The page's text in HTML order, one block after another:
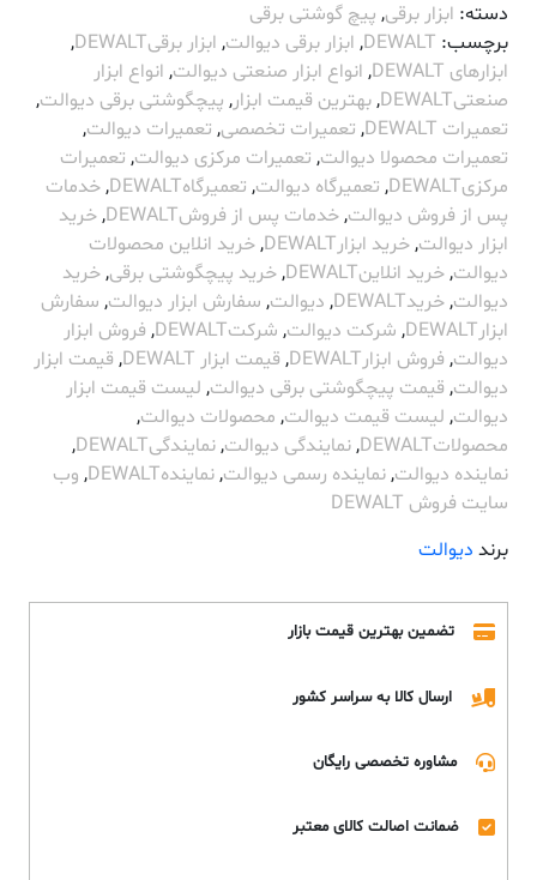
دسته: ابزار برقی, پیچ گوشتی برقی
برچسب: DEWALT
, ابزار برقی دیوالت, ابزار برقیDEWALT
,
ابزارهای DEWALT
, انواع ابزار صنعتی دیوالت, انواع ابزار
صنعتیDEWALT
,بهترین قیمت ابزار, پیچگوشتی برقی دیوالت,
تعمیرات DEWALT
, تعمیرات تخصصی, تعمیرات دیوالت,
تعمیرات محصولا دیوالت, تعمیرات مرکزی دیوالت, تعمیرات
مرکزیDEWALT
, تعمیرگاه دیوالت, تعمیرگاهDEWALT ,خدمات
پس از فروش دیوالت,خدمات پس از فروشDEWALT ,خرید
ابزار دیوالت,خرید ابزارDEWALT ,خرید انلاین محصولات
دیوالت,خرید انلاینDEWALT ,خرید پیچگوشتی برقی,خرید
دیوالت,خریدDEWALT , دیوالت, سفارش ابزار دیوالت, سفارش
ابزارDEWALT
, شرکت دیوالت, شرکتDEWALT , فروش ابزار
دیوالت, فروش ابزارDEWALT , قیمت ابزار DEWALT , قیمت ابزار
دیوالت, قیمت پیچگوشتی برقی دیوالت, لیست قیمت ابزار
دیوالت, لیست قیمت دیوالت, محصولات دیوالت,
محصولاتDEWALT
,نمایندگی دیوالت,نمایندگیDEWALT
,
نماینده دیوالت,نماینده رسمی دیوالت,نمایندهDEWALT , وب
سایت فروش DEWALT
برند دیوالت
تضمین بهترین قیمت بازار
ارسال کالا به سراسر کشور
مشاوره تخصصی رایگان
ضمانت اصالت کالای معتبر